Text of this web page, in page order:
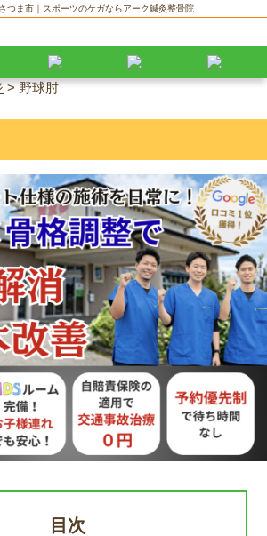
つま市｜スポーツのケガならアーク鍼灸整骨院
>野球肘
目次